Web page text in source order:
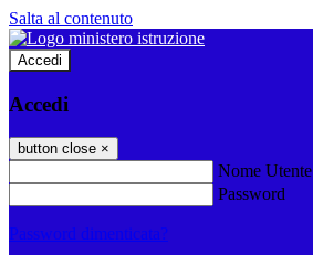
Salta al contenuto
Accedi
Accedi
button close ×
Nome Utente
Password
Password dimenticata?